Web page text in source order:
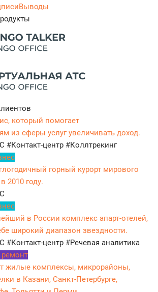
Выводы
который помогает
из сферы услуг увеличивать доход.
#Контакт-центр #Коллтрекинг
горный курорт мирового
2010 году.
в России комплекс апарт-отелей,
широкий диапазон звездности.
#Контакт-центр #Речевая аналитика
ремонт
жилые комплексы, микрорайоны,
в Казани, Санкт-Петербурге,